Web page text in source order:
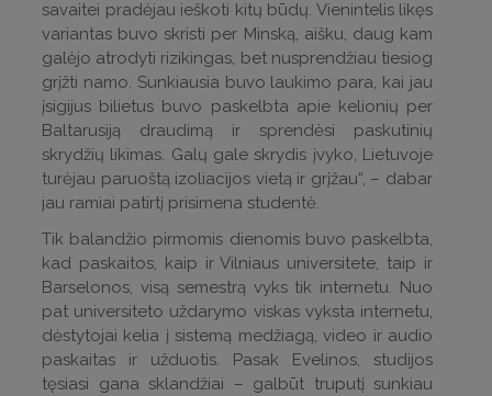
savaitei pradėjau ieškoti kitų būdų. Vienintelis likęs
variantas buvo skristi per Minską, aišku, daug kam
galėjo atrodyti rizikingas, bet nusprendžiau tiesiog
grįžti namo. Sunkiausia buvo laukimo para, kai jau
įsigijus bilietus buvo paskelbta apie kelionių per
Baltarusiją draudimą ir sprendėsi paskutinių
skrydžių likimas. Galų gale skrydis įvyko, Lietuvoje
turėjau paruoštą izoliacijos vietą ir grįžau“, – dabar
jau ramiai patirtį prisimena studentė.
Tik balandžio pirmomis dienomis buvo paskelbta,
kad paskaitos, kaip ir Vilniaus universitete, taip ir
Barselonos, visą semestrą vyks tik internetu. Nuo
pat universiteto uždarymo viskas vyksta internetu,
dėstytojai kelia į sistemą medžiagą, video ir audio
paskaitas ir užduotis. Pasak Evelinos, studijos
tęsiasi gana sklandžiai – galbūt truputį sunkiau